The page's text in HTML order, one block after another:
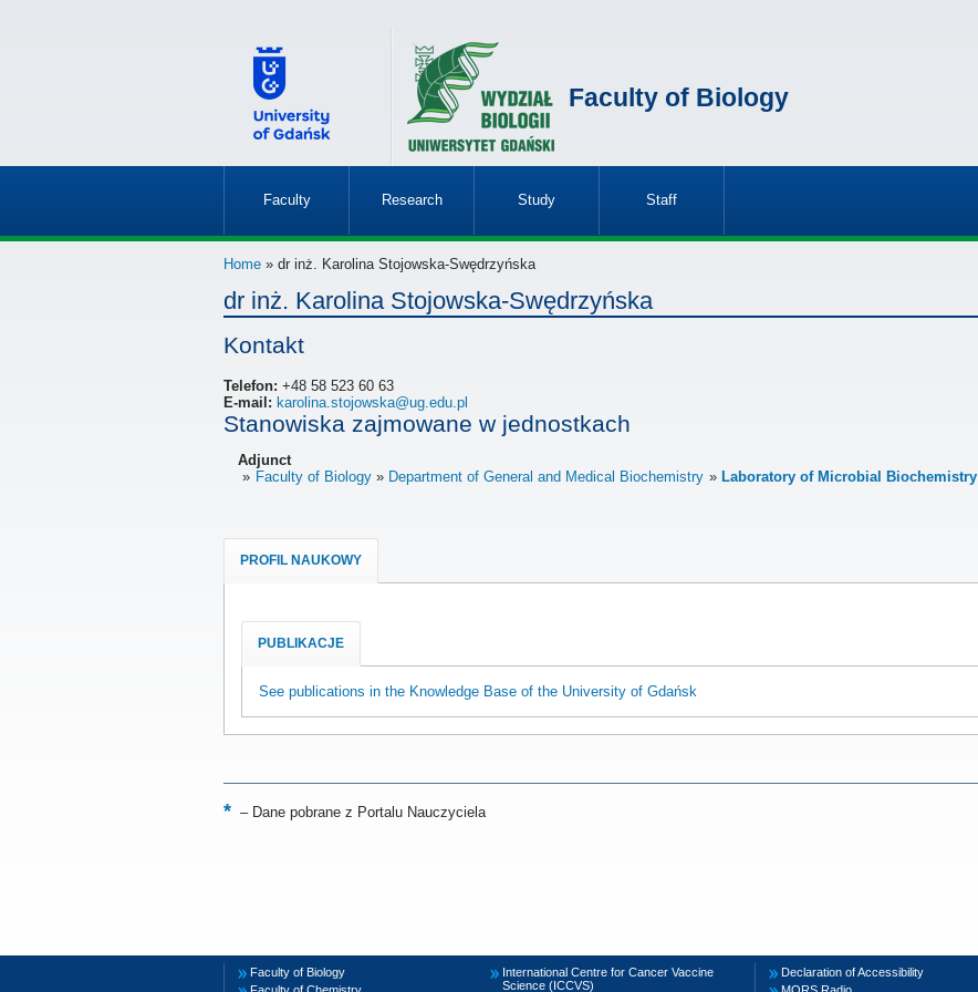
Faculty of Biology
Faculty
»
Research
»
Study
»
Staff
»
Home » dr inż. Karolina Stojowska-Swędrzyńska
dr inż. Karolina Stojowska-Swędrzyńska
Kontakt
Telefon: +48 58 523 60 63
E-mail: karolina.stojowska@ug.edu.pl
Stanowiska zajmowane w jednostkach
Adjunct
Faculty of Biology
Department of General and Medical Biochemistry Laboratory of Microbial Biochemistry
PROFIL NAUKOWY
PUBLIKACJE
See publications in the Knowledge Base of the University of Gdańsk
–Dane pobrane z Portalu Nauczyciela
Faculty of Biology
International Centre for Cancer Vaccine
Science (ICCVS)
Declaration of Accessibility